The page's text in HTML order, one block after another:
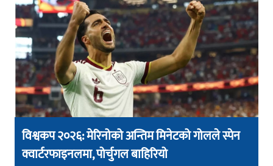
विश्वकप २०२६: मेरिनोको अन्तिम मिनेटको गोलले स्पेन
क्वार्टरफाइनलमा, पोर्चुगल बाहिरियो